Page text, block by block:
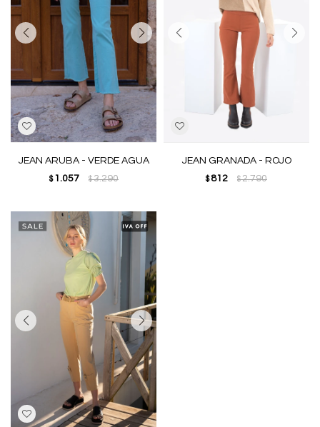
JEAN ARUBA - VERDE AGUA
$ 1.057 $3.290
JEAN GRANADA - ROJO
$ 812 $2.790